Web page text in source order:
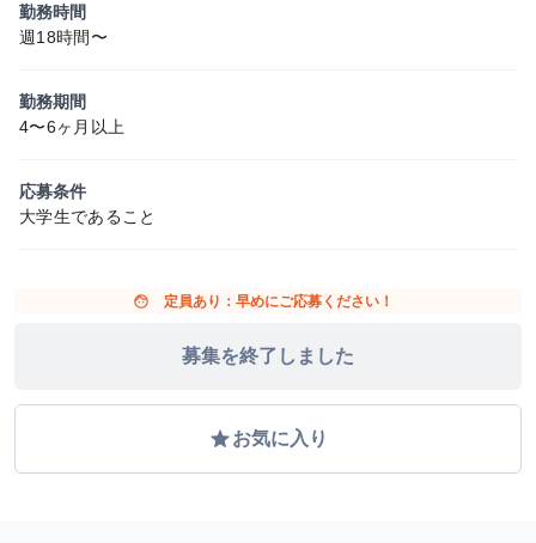
勤務時間
週18時間〜
勤務期間
4〜6ヶ月以上
応募条件
大学生であること
face 定員あり：早めにご応募ください！
募集を終了しました
gradeお気に入り